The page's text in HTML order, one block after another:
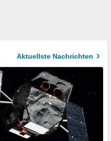
Aktuellste Nachrichten